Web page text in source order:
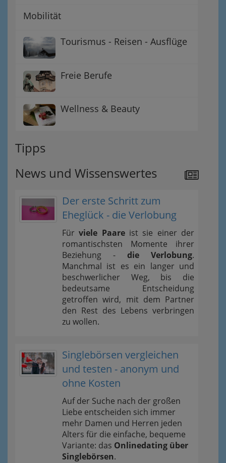
Mobilität
Tourismus - Reisen - Ausflüge
Freie Berufe
Wellness & Beauty
Tipps
News und Wissenswertes
Der erste Schritt zum
Eheglück - die Verlobung
Fürviele Paareist sie einer der
romantischsten Momente ihrer
Beziehung - die Verlobung.
Manchmal ist es ein langer und
beschwerlicher Weg, bis die
bedeutsame Entscheidung
getroffen wird, mit dem Partner
den Rest des Lebens verbringen
zu wollen.
Singlebörsen vergleichen
und testen - anonym und
ohne Kosten
Auf der Suche nach der großen
Liebe entscheiden sich immer
mehr Damen und Herren jeden
Alters für die einfache, bequeme
Variante: das Onlinedating über
Singlebörsen.